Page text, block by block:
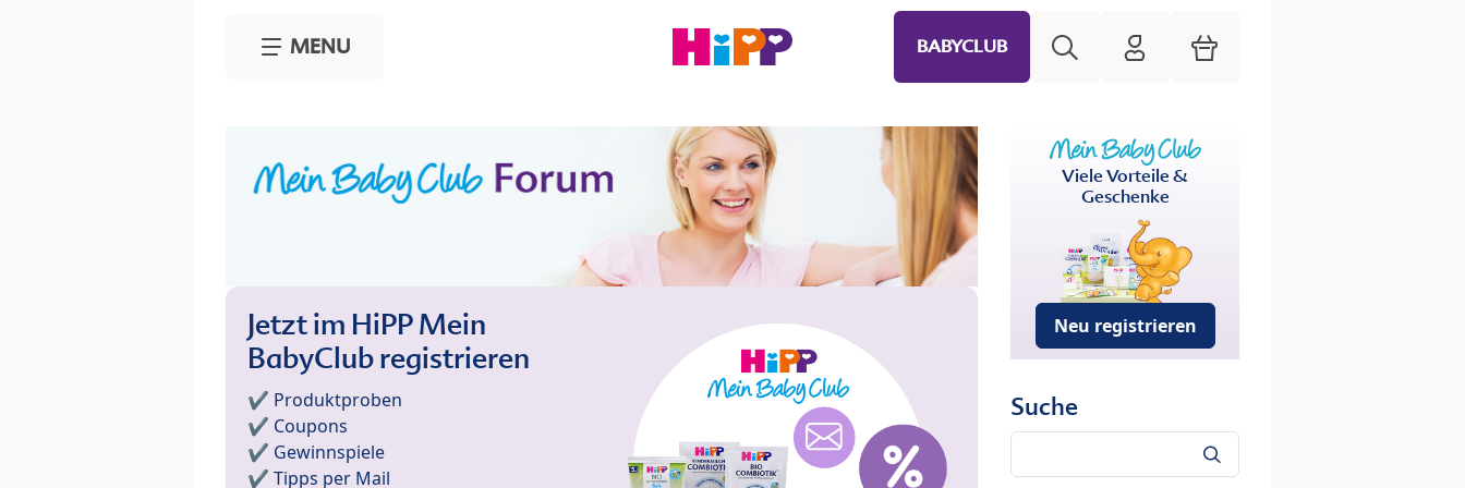
MENU BABYCLUB HiPP Mein Babyclub
Warenkorb
Jetzt im HiPP Mein
BabyClub registrieren
✔️ Produktproben
✔️ Coupons
✔️ Gewinnspiele
✔️ Tipps per Mail
Viele Vorteile &
Geschenke
Neu registrieren
Suche